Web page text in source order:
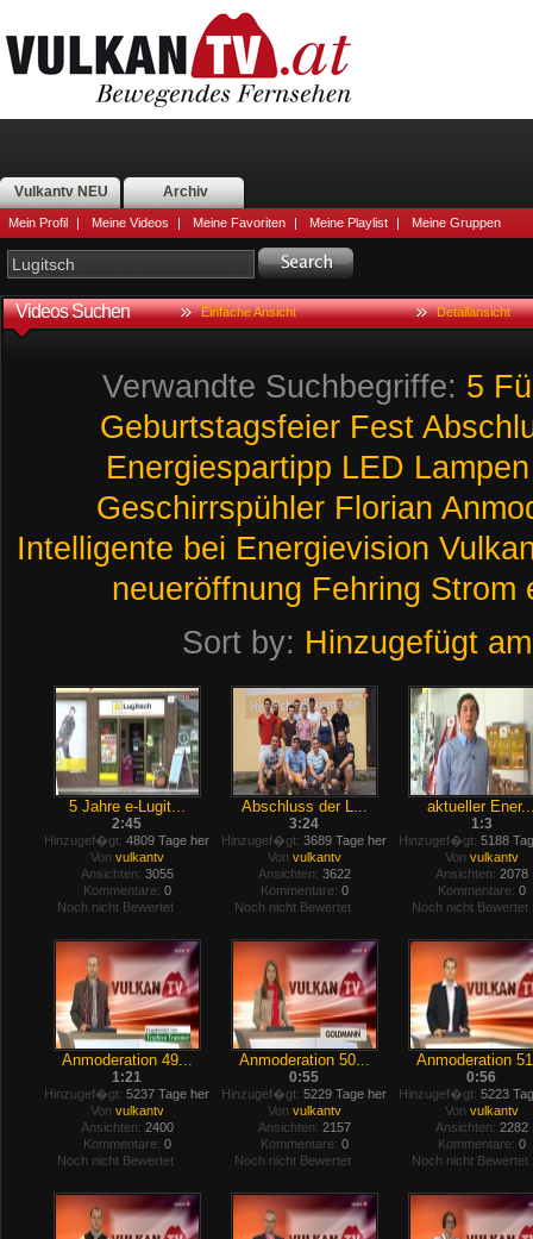
Vulkantv NEU Archiv
Mein Profil | Meine Videos | Meine Favoriten | Meine Playlist | Meine Gruppen
Videos Suchen Einfache Ansicht Detailansicht
Verwandte Suchbegriffe: 5
Geburtstagsfeier Fest
Energiespartipp LED Lampen
Geschirrspühler Florian
Intelligente bei Energievision
neueröffnung Fehring Strom
Sort by: Hinzugefügt am
5 Jahre e-Lugit...
2:45
Hinzugef�gt: 4809 Tage her
Von vulkantv
Ansichten: 3055
Kommentare: 0
Noch nicht Bewertet
Abschluss der L...
3:24
Hinzugef�gt: 3689 Tage her
Von vulkantv
Ansichten: 3622
Kommentare: 0
Noch nicht Bewertet
aktueller
1:3
Hinzugef�gt: 5188
Von vulkantv
Ansichten: 2078
Kommentare: 0
Noch nicht Bewertet
Anmoderation 49...
1:21
Hinzugef�gt: 5237 Tage her
Von vulkantv
Ansichten: 2400
Kommentare: 0
Noch nicht Bewertet
Anmoderation 50...
0:55
Hinzugef�gt: 5229 Tage her
Von vulkantv
Ansichten: 2157
Kommentare: 0
Noch nicht Bewertet
Anmoderation
0:56
Hinzugef�gt: 5223
Von vulkantv
Ansichten: 2282
Kommentare: 0
Noch nicht Bewertet